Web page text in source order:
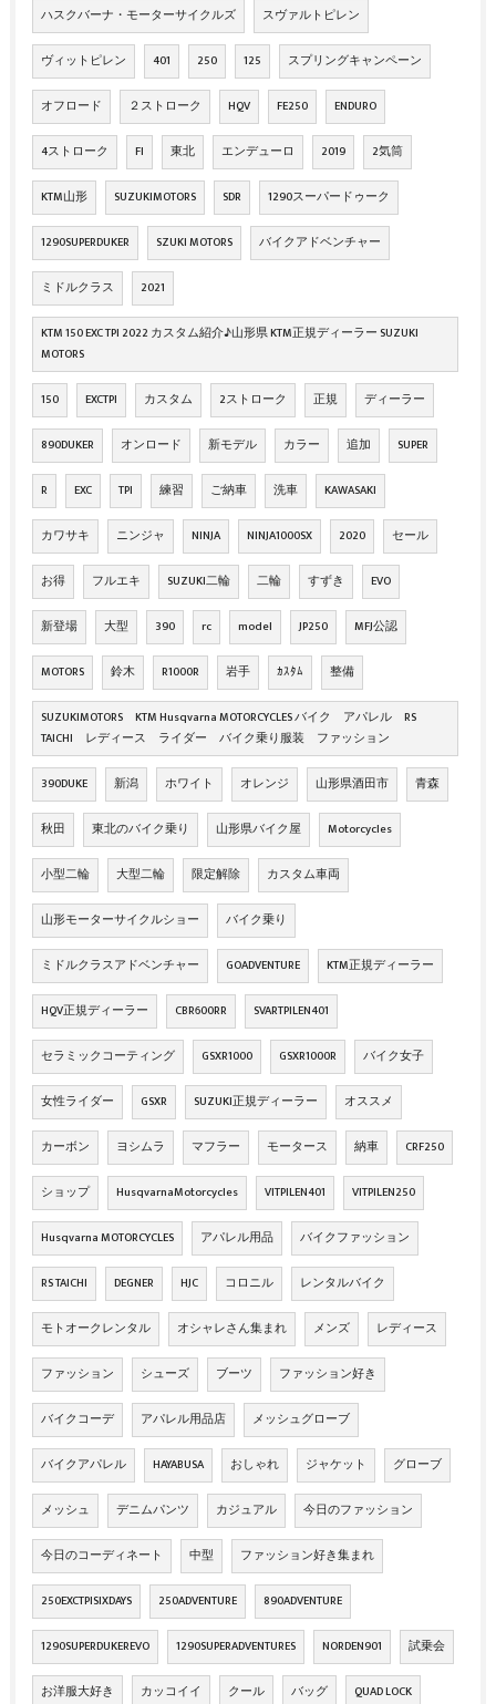
ハスクバーナ・モーターサイクルズ スヴァルトピレン
ヴィットピレン 401 250 125 スプリングキャンペーン
オフロード ２ストローク HQV FE250 ENDURO
4ストローク FI 東北 エンデューロ 2019 2気筒
KTM山形 SUZUKIMOTORS SDR 1290スーパードゥーク
1290SUPERDUKER SZUKI MOTORS バイクアドベンチャー
ミドルクラス 2021
KTM 150 EXC TPI 2022 カスタム紹介♪山形県 KTM正規ディーラー SUZUKI
MOTORS
150 EXCTPI カスタム 2ストローク 正規 ディーラー
890DUKER オンロード 新モデル カラー 追加 SUPER
R EXC TPI 練習 ご納車 洗車 KAWASAKI
カワサキ ニンジャ NINJA NINJA1000SX 2020 セール
お得 フルエキ SUZUKI二輪 二輪 すずき EVO
新登場 大型 390 rc model JP250 MFJ公認
MOTORS 鈴木 R1000R 岩手 ｶｽﾀﾑ 整備
SUZUKIMOTORS KTM Husqvarna MOTORCYCLES バイク アパレル RS
TAICHI レディース ライダー バイク乗り服装 ファッション
390DUKE 新潟 ホワイト オレンジ 山形県酒田市 青森
秋田 東北のバイク乗り 山形県バイク屋 Motorcycles
小型二輪 大型二輪 限定解除 カスタム車両
山形モーターサイクルショー バイク乗り
ミドルクラスアドベンチャー GOADVENTURE KTM正規ディーラー
HQV正規ディーラー CBR600RR SVARTPILEN401
セラミックコーティング GSXR1000 GSXR1000R バイク女子
女性ライダー GSXR SUZUKI正規ディーラー オススメ
カーボン ヨシムラ マフラー モータース 納車 CRF250
ショップ HusqvarnaMotorcycles VITPILEN401 VITPILEN250
Husqvarna MOTORCYCLES アパレル用品 バイクファッション
RS TAICHI DEGNER HJC コロニル レンタルバイク
モトオークレンタル オシャレさん集まれ メンズ レディース
ファッション シューズ ブーツ ファッション好き
バイクコーデ アパレル用品店 メッシュグローブ
バイクアパレル HAYABUSA おしゃれ ジャケット グローブ
メッシュ デニムパンツ カジュアル 今日のファッション
今日のコーディネート 中型 ファッション好き集まれ
250EXCTPISIXDAYS 250ADVENTURE 890ADVENTURE
1290SUPERDUKEREVO 1290SUPERADVENTURES NORDEN901 試乗会
お洋服大好き カッコイイ クール バッグ QUAD LOCK